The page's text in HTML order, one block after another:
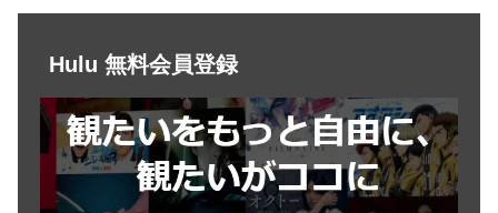
Hulu 無料会員登録